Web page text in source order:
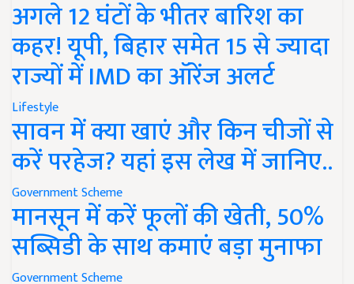
अगले 12 घंटों के भीतर बारिश का
कहर! यूपी, बिहार समेत 15 से ज्यादा
राज्यों में IMD का ऑरेंज अलर्ट
Lifestyle
सावन में क्या खाएं और किन चीजों से
करें परहेज? यहां इस लेख में जानिए..
Government Scheme
मानसून में करें फूलों की खेती, 50%
सब्सिडी के साथ कमाएं बड़ा मुनाफा
Government Scheme